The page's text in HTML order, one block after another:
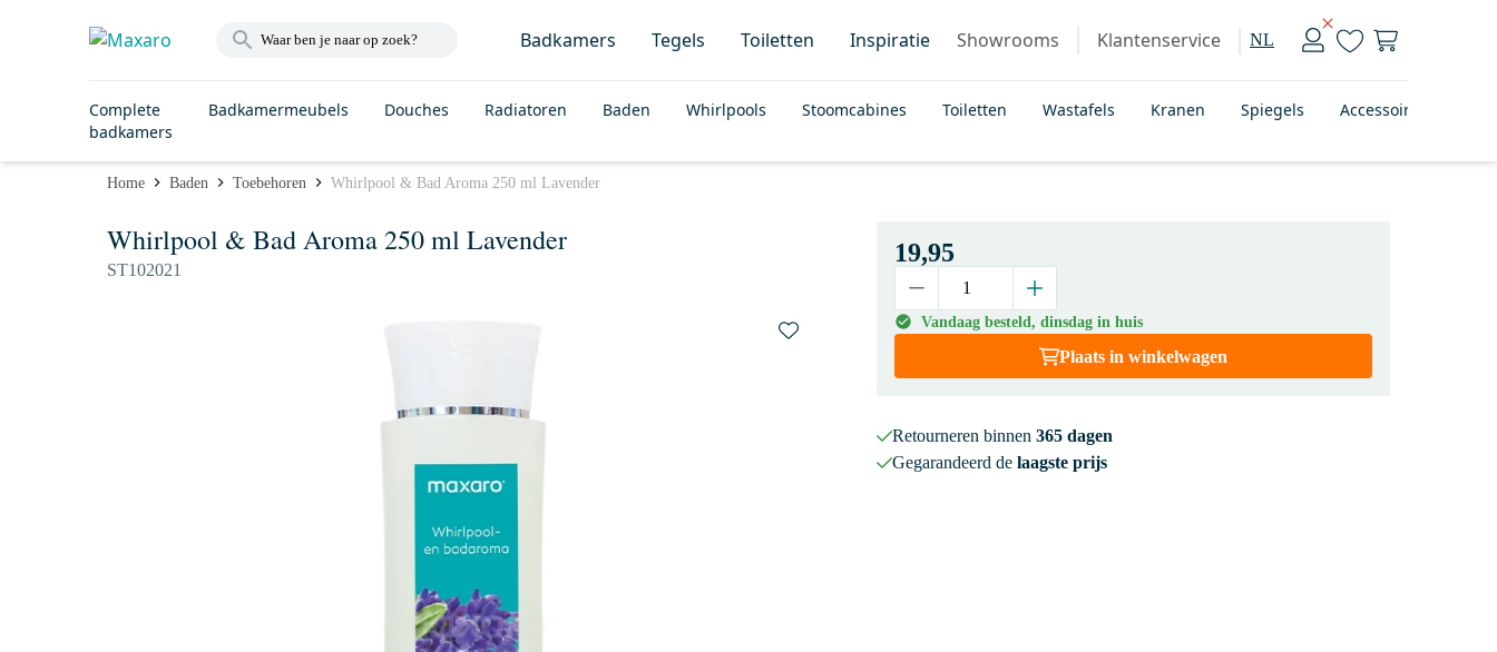
Badkamers Tegels Toiletten Inspiratie Showrooms Klantenservice NL
Complete
badkamers
Badkamermeubels Douches Radiatoren Baden Whirlpools Stoomcabines Toiletten Wastafels Kranen Spiegels Accessoires
Home Baden Toebehoren Whirlpool & Bad Aroma 250 ml Lavender
Whirlpool & Bad Aroma 250 ml Lavender
ST102021
19,95
Vandaag besteld, dinsdag in huis
Plaats in winkelwagen
Retourneren binnen 365 dagen
Gegarandeerd de laagste prijs